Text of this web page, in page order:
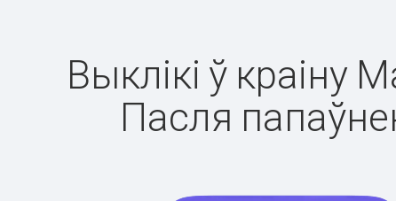
Выклікі ў краіну
Пасля